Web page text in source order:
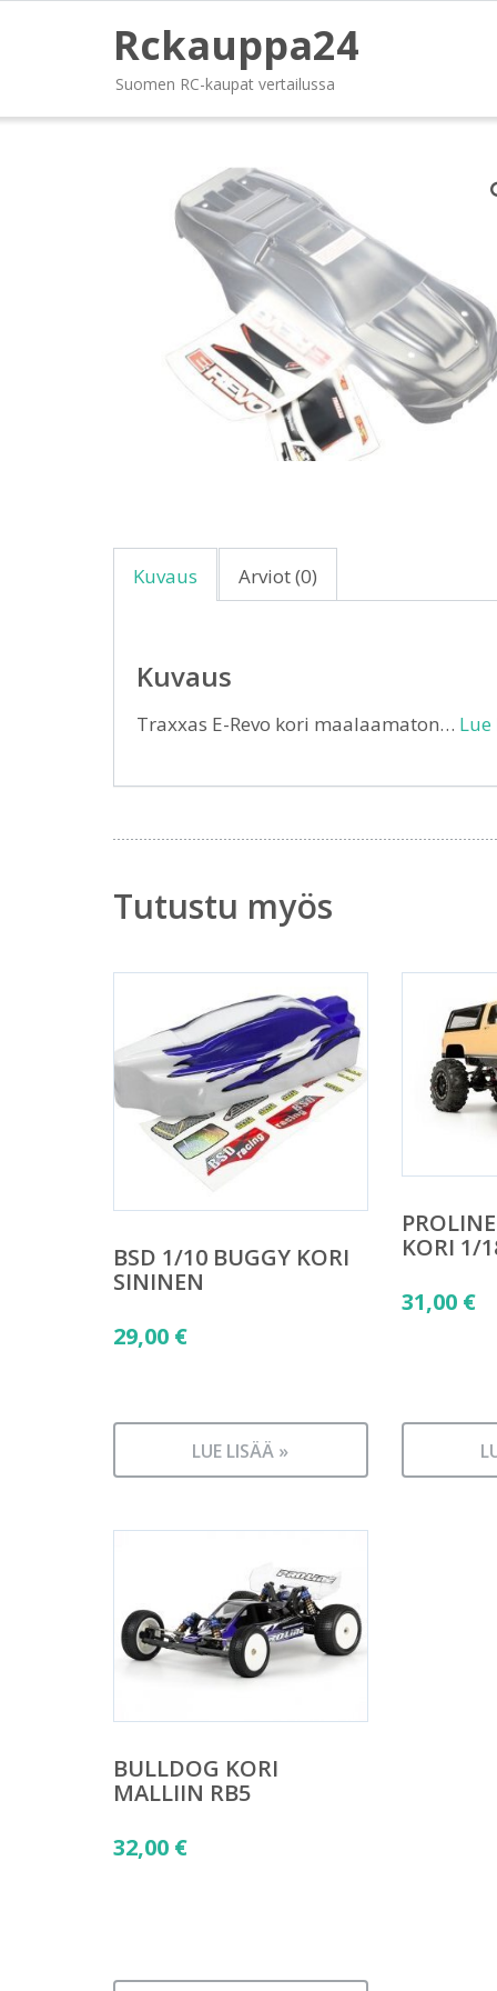
Rckauppa24
Suomen RC-kaupat vertailussa
Kuvaus Arviot (0)
Kuvaus
Traxxas E-Revo kori maalaamaton… Lue
Tutustu myös
BSD 1/10 BUGGY KORI
SININEN
29,00 €
LUE LISÄÄ »
KORI 1/
31,00 €
BULLDOG KORI
MALLIIN RB5
32,00 €